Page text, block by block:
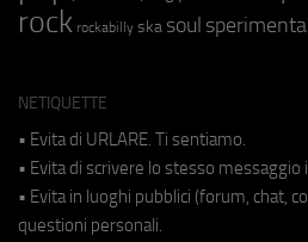
rock rockabilly ska soul
NETIQUETTE
• Evita di URLARE. Ti sentiamo.
• Evita di scrivere lo stesso messaggio
• Evita in luoghi pubblici (forum, chat,
questioni personali.